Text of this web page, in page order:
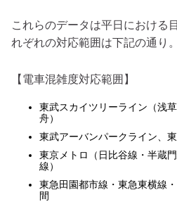
これらのデータは平日における
れぞれの対応範囲は下記の通り。
【電車混雑度対応範囲】
東武スカイツリーライン（浅
舟）
東武アーバンパークライン、
東京メトロ（日比谷線・半蔵
線）
東急田園都市線・東急東横線
間